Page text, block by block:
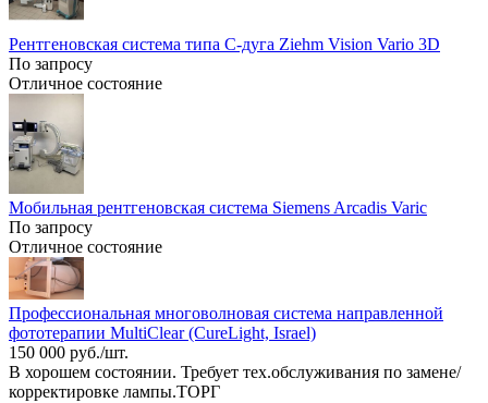
Рентгеновская система типа С-дуга Ziehm Vision Vario 3D
По запросу
Отличное состояние
Мобильная рентгеновская система Siemens Arcadis Varic
По запросу
Отличное состояние
Профессиональная многоволновая система направленной
фототерапии MultiClear (CureLight, Israel)
150 000 руб./шт.
В хорошем состоянии. Требует тех.обслуживания по замене/
корректировке лампы.ТОРГ